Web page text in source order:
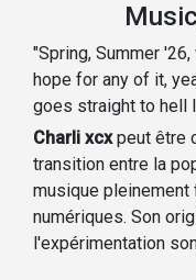
"Spring, Summer
hope for any of it,
goes straight to hell
Charli xcxpeut être
transition entre la
musique
numériques. Son
l'expérimentation